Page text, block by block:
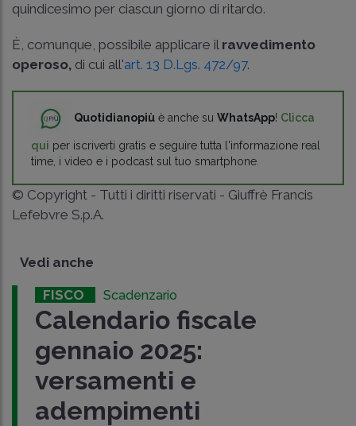
quindicesimo per ciascun giorno di ritardo.
È, comunque, possibile applicare il ravvedimento
operoso, di cui all'art. 13 D.Lgs. 472/97.
Quotidianopiù è anche su WhatsApp! Clicca
qui per iscriverti gratis e seguire tutta l'informazione real
time, i video e i podcast sul tuo smartphone.
© Copyright - Tutti i diritti riservati - Giuffrè Francis
Lefebvre S.p.A.
Vedi anche
FISCO Scadenzario
Calendario fiscale
gennaio 2025:
versamenti e
adempimenti